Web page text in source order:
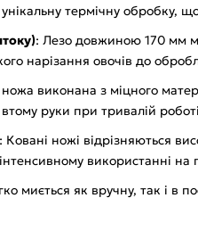
термічну обробку, що
: Лезо довжиною 170 мм
нарізання овочів до
виконана з міцного
руки при тривалій
: Ковані ножі відрізняються
використанні на
миється як вручну, так і в